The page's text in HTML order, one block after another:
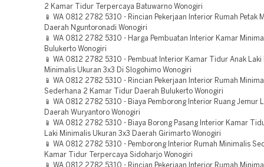
2 Kamar Tidur Terpercaya Batuwarno Wonogiri
📱 WA 0812 2782 5310 - Rincian Pekerjaan Interior Rumah Petak
Daerah Nguntoronadi Wonogiri
📱 WA 0812 2782 5310 - Harga Pembuatan Interior Kamar
Bulukerto Wonogiri
📱 WA 0812 2782 5310 - Pembuat Interior Kamar Tidur Anak Laki
Minimalis Ukuran 3x3 Di Slogohimo Wonogiri
📱 WA 0812 2782 5310 - Rincian Pekerjaan Interior Rumah
Sederhana 2 Kamar Tidur Daerah Bulukerto Wonogiri
📱 WA 0812 2782 5310 - Biaya Pemborong Interior Ruang Jemur
Daerah Wuryantoro Wonogiri
📱 WA 0812 2782 5310 - Biaya Borong Pasang Interior Kamar
Laki Minimalis Ukuran 3x3 Daerah Girimarto Wonogiri
📱 WA 0812 2782 5310 - Pemborong Interior Rumah Minimalis
Kamar Tidur Terpercaya Sidoharjo Wonogiri
📱 WA 0812 2782 5310 - Rincian Pekerjaan Interior Rumah